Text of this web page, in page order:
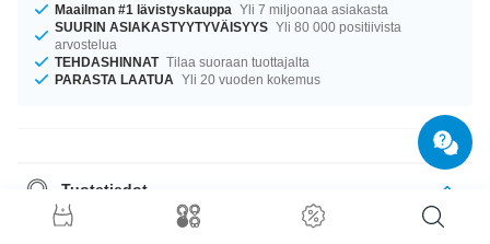
Maailman #1 lävistyskauppa Yli 7 miljoonaa asiakasta
SUURIN ASIAKASTYYTYVÄISYYS Yli 80 000 positiivista
arvostelua
TEHDASHINNAT Tilaa suoraan tuottajalta
PARASTA LAATUA Yli 20 vuoden kokemus
Tuotetiedot
Sopii erityisen hyvin kielilävistykseen sekä kulma- tai korvakoruksi: